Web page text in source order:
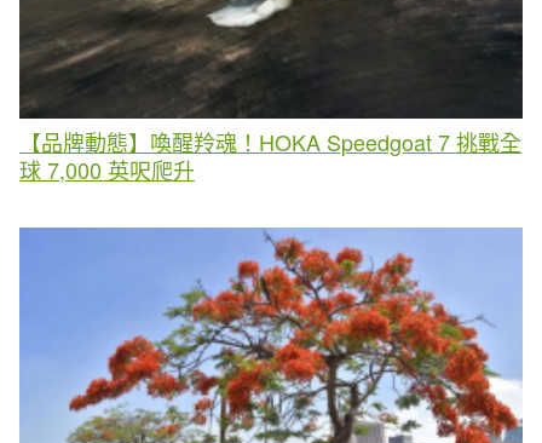
【品牌動態】喚醒羚魂！HOKA Speedgoat 7 挑戰全
球 7,000 英呎爬升